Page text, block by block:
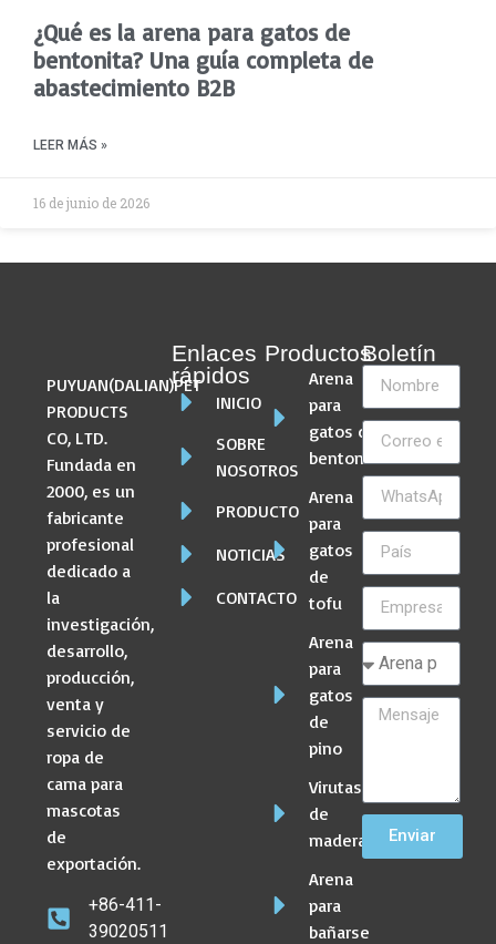
¿Qué es la arena para gatos de
bentonita? Una guía completa de
abastecimiento B2B
LEER MÁS »
16 de junio de 2026
PUYUAN(DALIAN)PET
PRODUCTS
CO, LTD.
Fundada en
2000, es un
fabricante
profesional
dedicado a
la
investigación,
desarrollo,
producción,
venta y
servicio de
ropa de
cama para
mascotas
de
exportación.
+86-411-
39020511
Enlaces
rápidos
INICIO
SOBRE
NOSOTROS
PRODUCTO
NOTICIAS
CONTACTO
Productos
Arena
para
gatos de
bentonita
Arena
para
gatos
de
tofu
Arena
para
gatos
de
pino
Virutas
de
madera
Arena
para
bañarse
Boletín
Enviar